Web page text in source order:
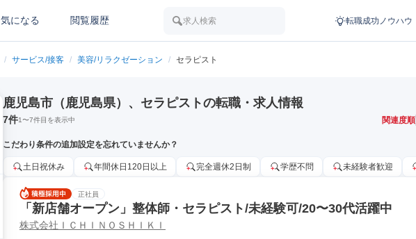
気になる 閲覧履歴 求人検索 転職成功ノウハウ
/ サービス/接客 / 美容/リラクゼーション / セラピスト
鹿児島市（鹿児島県）、セラピストの転職・求人情報
7件1〜7件目を表示中 関連度順
こだわり条件の追加設定を忘れていませんか？
土日祝休み 年間休日120日以上 完全週休2日制 学歴不問 未経験者歓迎
正社員
「新店舗オープン」整体師・セラピスト/未経験可/20〜30代活躍中
株式会社ＩＣＨＩＮＯＳＨＩＫＩ